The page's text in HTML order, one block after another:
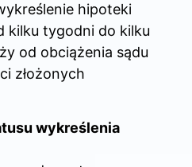
hipoteki
kilku tygodni do kilku
od obciążenia sądu
złożonych
wykreślenia